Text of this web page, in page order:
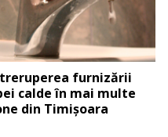
furnizării
calde în mai multe
din Timișoara